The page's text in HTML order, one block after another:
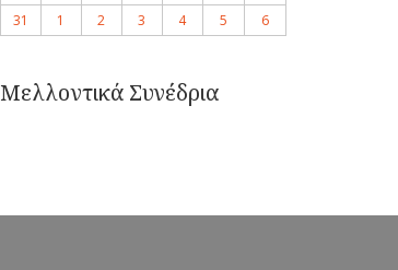
31
1 2 3 4 5 6
Μελλοντικά Συνέδρια